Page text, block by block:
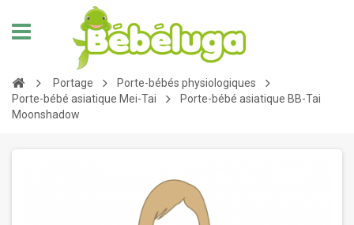
Portage
Porte-bébés physiologiques
Porte-bébé asiatique Mei-Tai
Porte-bébé asiatique BB-Tai
Moonshadow